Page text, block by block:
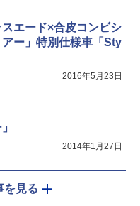
スエード×合皮コンビシ
ー」特別仕様車「Sty
2016年5月23日
2014年1月27日
を見る